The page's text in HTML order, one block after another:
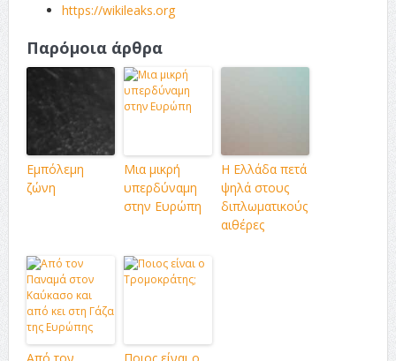
https://wikileaks.org
Παρόμοια άρθρα
Εμπόλεμη
ζώνη
Μια μικρή
υπερδύναμη
στην Ευρώπη
Η Ελλάδα πετά
ψηλά στους
διπλωματικούς
αιθέρες
Από τον
Ποιος είναι ο